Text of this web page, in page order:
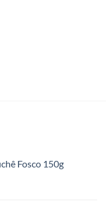
Fosco 150g